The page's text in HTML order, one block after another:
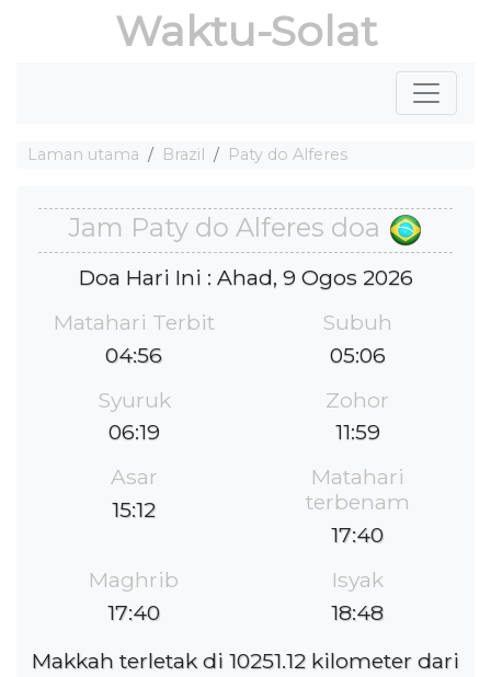
Waktu-Solat
Laman utama Brazil Paty do Alferes
Jam Paty do Alferes doa
Doa Hari Ini : Ahad, 9 Ogos 2026
Matahari Terbit
04:56
Subuh
05:06
Syuruk
06:19
Zohor
11:59
Asar
15:12
Matahari
terbenam
17:40
Maghrib
17:40
Isyak
18:48
Makkah terletak di 10251.12 kilometer dari